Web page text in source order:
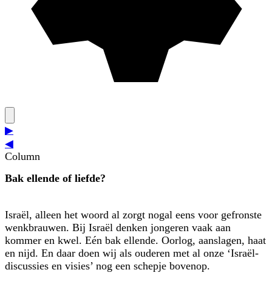
▶
◀
Column
Bak ellende of liefde?
Israël, alleen het woord al zorgt nogal eens voor gefronste
wenkbrauwen. Bij Israël denken jongeren vaak aan
kommer en kwel. Eén bak ellende. Oorlog, aanslagen, haat
en nijd. En daar doen wij als ouderen met al onze ‘Israël-
discussies en visies’ nog een schepje bovenop.